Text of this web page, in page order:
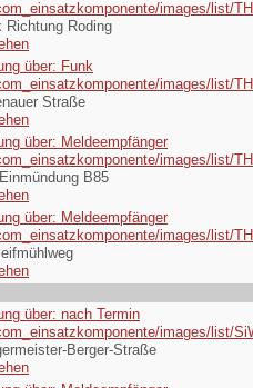
Richtung Roding
Straße
B85
Berger-Straße